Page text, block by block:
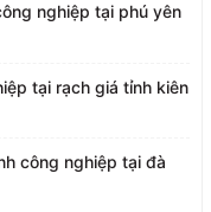
nghiệp tại phú yên
tại rạch giá tỉnh kiên
công nghiệp tại đà